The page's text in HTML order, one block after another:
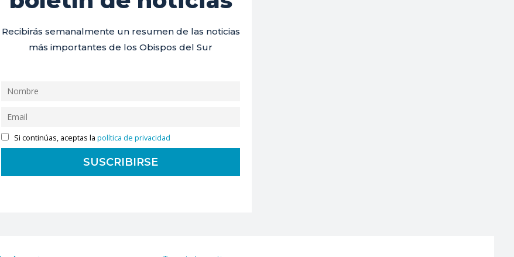
Recibirás semanalmente un resumen de las noticias
más importantes de los Obispos del Sur
Si continúas, aceptas lapolítica de privacidad